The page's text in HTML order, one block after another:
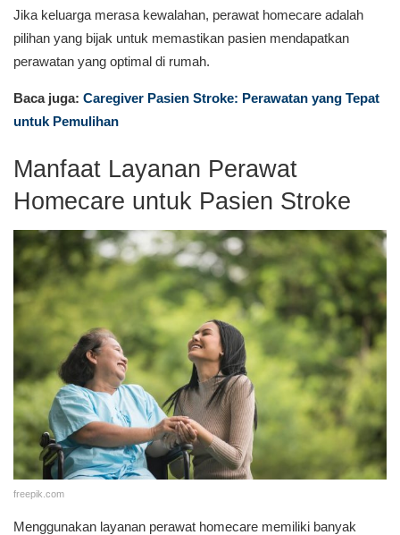
Jika keluarga merasa kewalahan, perawat homecare adalah
pilihan yang bijak untuk memastikan pasien mendapatkan
perawatan yang optimal di rumah.
Baca juga: Caregiver Pasien Stroke: Perawatan yang Tepat
untuk Pemulihan
Manfaat Layanan Perawat
Homecare untuk Pasien Stroke
freepik.com
Menggunakan layanan perawat homecare memiliki banyak